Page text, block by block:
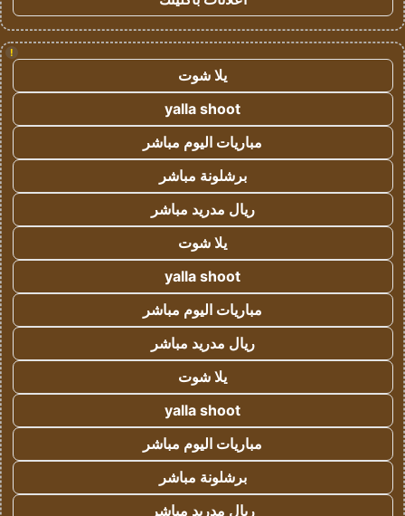
!
يلا شوت
yalla shoot
مباريات اليوم مباشر
برشلونة مباشر
ريال مدريد مباشر
يلا شوت
yalla shoot
مباريات اليوم مباشر
ريال مدريد مباشر
يلا شوت
yalla shoot
مباريات اليوم مباشر
برشلونة مباشر
ريال مدريد مباشر